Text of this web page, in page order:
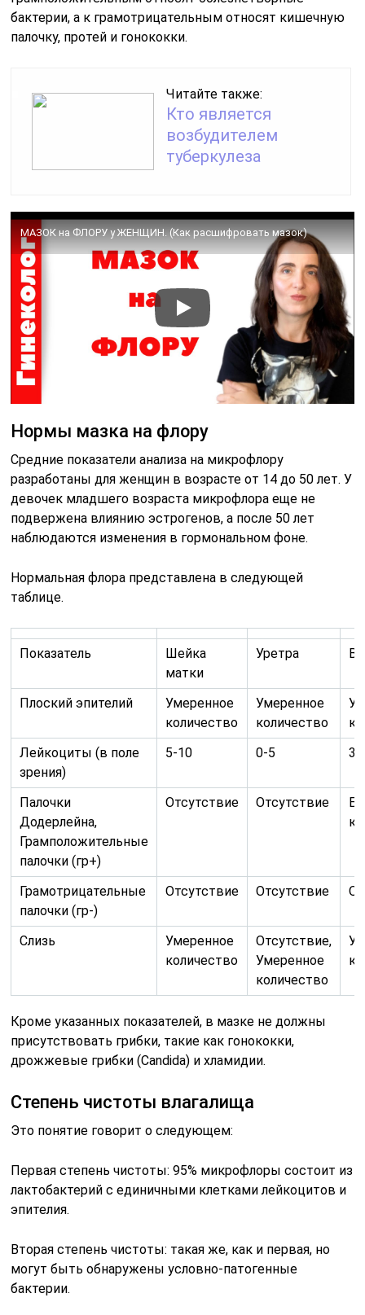
бактерии, а к грамотрицательным относят кишечную
палочку, протей и гонококки.
Читайте также:
Кто является
возбудителем
туберкулеза
МАЗОК на ФЛОРУ у ЖЕНЩИН. (Как расшифровать мазок)
Нормы мазка на флору
Средние показатели анализа на микрофлору
разработаны для женщин в возрасте от 14 до 50 лет. У
девочек младшего возраста микрофлора еще не
подвержена влиянию эстрогенов, а после 50 лет
наблюдаются изменения в гормональном фоне.
Нормальная флора представлена в следующей
таблице.
Показатель
Шейка
матки
Уретра
Плоский эпителий
Умеренное
количество
Умеренное
количество
Лейкоциты (в поле
зрения)
5-10 0-5 3-
Палочки
Додерлейна,
Грамположительные
палочки (гр+)
Отсутствие Отсутствие
Грамотрицательные
палочки (гр-)
Отсутствие Отсутствие
Слизь
Умеренное
количество
Отсутствие,
Умеренное
количество
Кроме указанных показателей, в мазке не должны
присутствовать грибки, такие как гонококки,
дрожжевые грибки (Candida) и хламидии.
Степень чистоты влагалища
Это понятие говорит о следующем:
Первая степень чистоты: 95% микрофлоры состоит из
лактобактерий с единичными клетками лейкоцитов и
эпителия.
Вторая степень чистоты: такая же, как и первая, но
могут быть обнаружены условно-патогенные
бактерии.